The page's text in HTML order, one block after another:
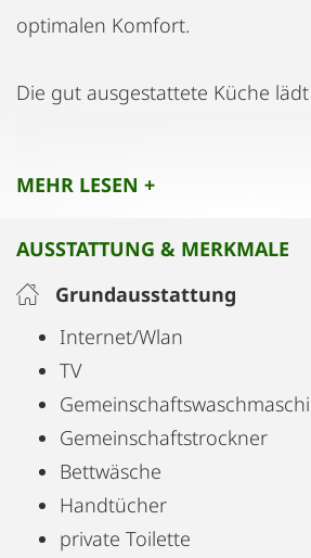
optimalen Komfort.
Die gut ausgestattete Küche
sorgt. Dank der zentralen Lage
Bahn, Straßenbahn) unmittelbar
in wenigen Minuten erreichbar.
Perfekt für Geschäftsreisende
die eine ruhige, praktische
Ihr idealer Rückzugsort in Wien!
MEHR LESEN +
AUSSTATTUNG & MERKMALE
Grundausstattung
Internet/Wlan
TV
Gemeinschaftstrockner
Bettwäsche
Handtücher
private Toilette